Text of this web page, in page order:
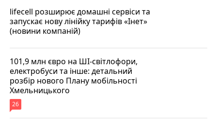
lifecell розширює домашні сервіси та
запускає нову лінійку тарифів «Інет»
(новини компаній)
101,9 млн євро на ШІ-світлофори,
електробуси та інше: детальний
розбір нового Плану мобільності
Хмельницького
26